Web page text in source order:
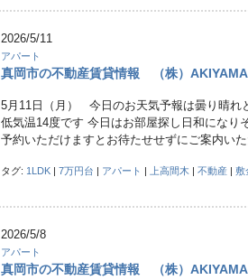
2026/5/11
アパート
真岡市の不動産賃貸情報 （株）AKIYAMA
5月11日（月） 今日のお天気予報は曇り晴れ
低気温14度です 今日はお部屋探し日和になり
予約いただけますとお待たせせずにご案内い
タグ: 1LDK |7万円台 | アパート | 上高間木 |不動産 |敷
2026/5/8
アパート
真岡市の不動産賃貸情報 （株）AKIYAMA